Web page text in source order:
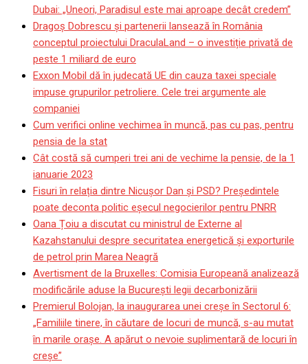
Dubai: „Uneori, Paradisul este mai aproape decât credem”
Dragoş Dobrescu şi partenerii lansează în România
conceptul proiectului DraculaLand – o investiție privată de
peste 1 miliard de euro
Exxon Mobil dă în judecată UE din cauza taxei speciale
impuse grupurilor petroliere. Cele trei argumente ale
companiei
Cum verifici online vechimea în muncă, pas cu pas, pentru
pensia de la stat
Cât costă să cumperi trei ani de vechime la pensie, de la 1
ianuarie 2023
Fisuri în relația dintre Nicușor Dan și PSD? Președintele
poate deconta politic eșecul negocierilor pentru PNRR
Oana Țoiu a discutat cu ministrul de Externe al
Kazahstanului despre securitatea energetică și exporturile
de petrol prin Marea Neagră
Avertisment de la Bruxelles: Comisia Europeană analizează
modificările aduse la București legii decarbonizării
Premierul Bolojan, la inaugurarea unei creșe în Sectorul 6:
„Familiile tinere, în căutare de locuri de muncă, s-au mutat
în marile orașe. A apărut o nevoie suplimentară de locuri în
creșe”